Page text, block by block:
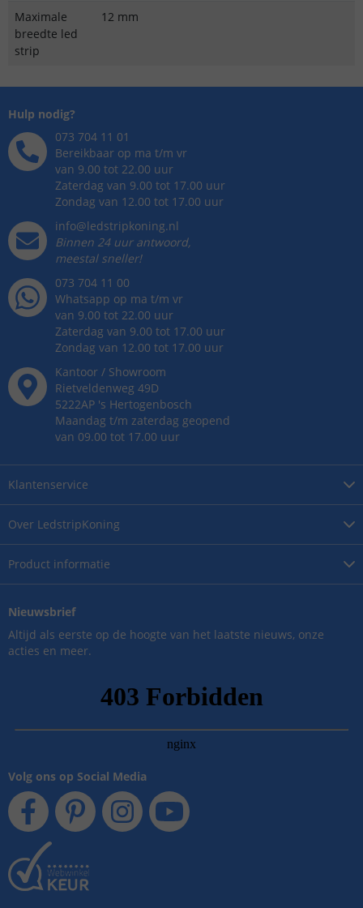
Maximale
breedte led
strip
12 mm
Over LedstripKoning
Product informatie
Klantenservice
Hulp nodig?
073 704 11 01
Bereikbaar op ma t/m vr
van 9.00 tot 22.00 uur
Zaterdag van 9.00 tot 17.00 uur
Zondag van 12.00 tot 17.00 uur
info@ledstripkoning.nl
Binnen 24 uur antwoord,
meestal sneller!
073 704 11 00
Whatsapp op ma t/m vr
van 9.00 tot 22.00 uur
Zaterdag van 9.00 tot 17.00 uur
Zondag van 12.00 tot 17.00 uur
Kantoor / Showroom
Rietveldenweg 49D
5222AP 's Hertogenbosch
Maandag t/m zaterdag geopend
van 09.00 tot 17.00 uur
Nieuwsbrief
Altijd als eerste op de hoogte van het laatste nieuws, onze
acties en meer.
Volg ons op Social Media